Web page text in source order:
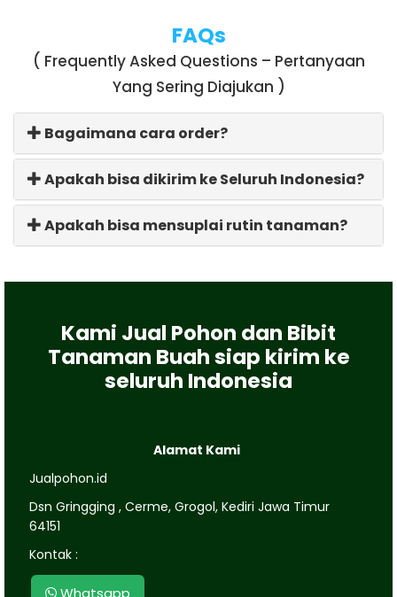
FAQs
( Frequently Asked Questions – Pertanyaan
Yang Sering Diajukan )
Bagaimana cara order?
Apakah bisa dikirim ke Seluruh Indonesia?
Apakah bisa mensuplai rutin tanaman?
Kami Jual Pohon dan Bibit
Tanaman Buah siap kirim ke
seluruh Indonesia
Alamat Kami
Jualpohon.id
Dsn Gringging , Cerme, Grogol, Kediri Jawa Timur
64151
Kontak :
Whatsapp